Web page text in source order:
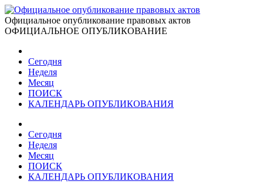
Официальное опубликование правовых актов
ОФИЦИАЛЬНОЕ ОПУБЛИКОВАНИЕ
Сегодня
Неделя
Месяц
ПОИСК
КАЛЕНДАРЬ ОПУБЛИКОВАНИЯ
Сегодня
Неделя
Месяц
ПОИСК
КАЛЕНДАРЬ ОПУБЛИКОВАНИЯ